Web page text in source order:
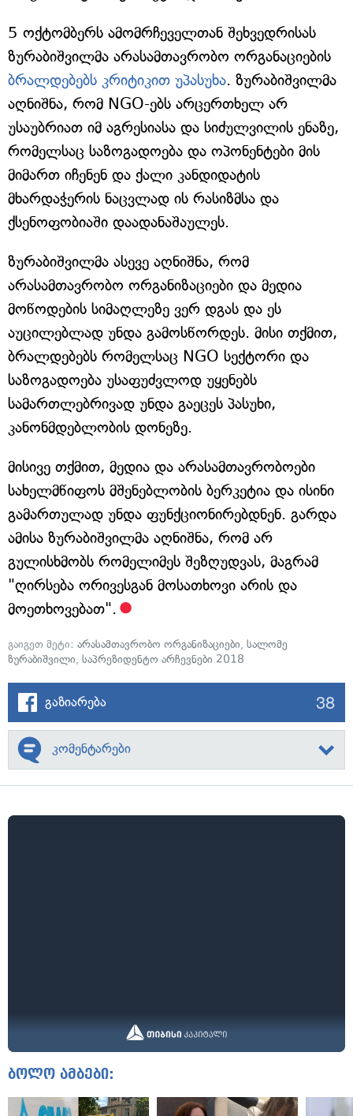
5 ოქტომბერს ამომრჩეველთან შეხვედრისას
ზურაბიშვილმა არასამთავრობო ორგანაციების
ბრალდებებს კრიტიკით უპასუხა. ზურაბიშვილმა
აღნიშნა, რომ NGO-ებს არცერთხელ არ
უსაუბრიათ იმ აგრესიასა და სიძულვილის ენაზე,
რომელსაც საზოგადოება და ოპონენტები მის
მიმართ იჩენენ და ქალი კანდიდატის
მხარდაჭერის ნაცვლად ის რასიზმსა და
ქსენოფობიაში დაადანაშაულეს.
ზურაბიშვილმა ასევე აღნიშნა, რომ
არასამთავრობო ორგანიზაციები და მედია
მოწოდების სიმაღლეზე ვერ დგას და ეს
აუცილებლად უნდა გამოსწორდეს. მისი თქმით,
ბრალდებებს რომელსაც NGO სექტორი და
საზოგადოება უსაფუძვლოდ უყენებს
სამართლებრივად უნდა გაეცეს პასუხი,
კანონმდებლობის დონეზე.
მისივე თქმით, მედია და არასამთავრობოები
სახელმწიფოს მშენებლობის ბერკეტია და ისინი
გამართულად უნდა ფუნქციონირებდნენ. გარდა
ამისა ზურაბიშვილმა აღნიშნა, რომ არ
გულისხმობს რომელიმეს შეზღუდვას, მაგრამ
"ღირსება ორივესგან მოსათხოვი არის და
მოეთხოვებათ".
გაიგეთ მეტი: არასამთავრობო ორგანიზაციები, სალომე
ზურაბიშვილი, საპრეზიდენტო არჩევნები 2018
გაზიარება 38
კომენტარები
ბოლო ამბები: